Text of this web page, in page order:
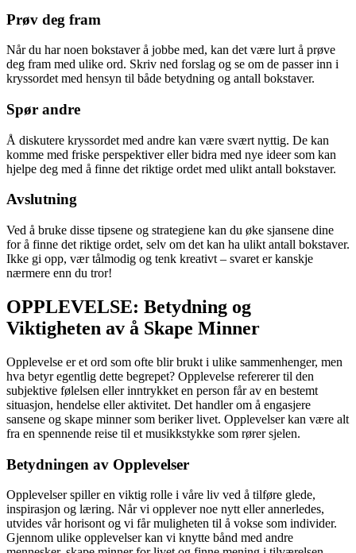
Prøv deg fram
Når du har noen bokstaver å jobbe med, kan det være lurt å prøve
deg fram med ulike ord. Skriv ned forslag og se om de passer inn i
kryssordet med hensyn til både betydning og antall bokstaver.
Spør andre
Å diskutere kryssordet med andre kan være svært nyttig. De kan
komme med friske perspektiver eller bidra med nye ideer som kan
hjelpe deg med å finne det riktige ordet med ulikt antall bokstaver.
Avslutning
Ved å bruke disse tipsene og strategiene kan du øke sjansene dine
for å finne det riktige ordet, selv om det kan ha ulikt antall bokstaver.
Ikke gi opp, vær tålmodig og tenk kreativt – svaret er kanskje
nærmere enn du tror!
OPPLEVELSE: Betydning og
Viktigheten av å Skape Minner
Opplevelse er et ord som ofte blir brukt i ulike sammenhenger, men
hva betyr egentlig dette begrepet? Opplevelse refererer til den
subjektive følelsen eller inntrykket en person får av en bestemt
situasjon, hendelse eller aktivitet. Det handler om å engasjere
sansene og skape minner som beriker livet. Opplevelser kan være alt
fra en spennende reise til et musikkstykke som rører sjelen.
Betydningen av Opplevelser
Opplevelser spiller en viktig rolle i våre liv ved å tilføre glede,
inspirasjon og læring. Når vi opplever noe nytt eller annerledes,
utvides vår horisont og vi får muligheten til å vokse som individer.
Gjennom ulike opplevelser kan vi knytte bånd med andre